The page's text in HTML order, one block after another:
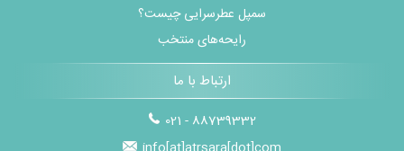
سمپل عطرسرایی چیست؟
رایحه‌های منتخب
ارتباط با ما
021 - 88739332